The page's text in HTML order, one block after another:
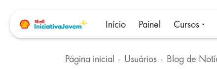
Início Painel Cursos
Página inicial Usuários